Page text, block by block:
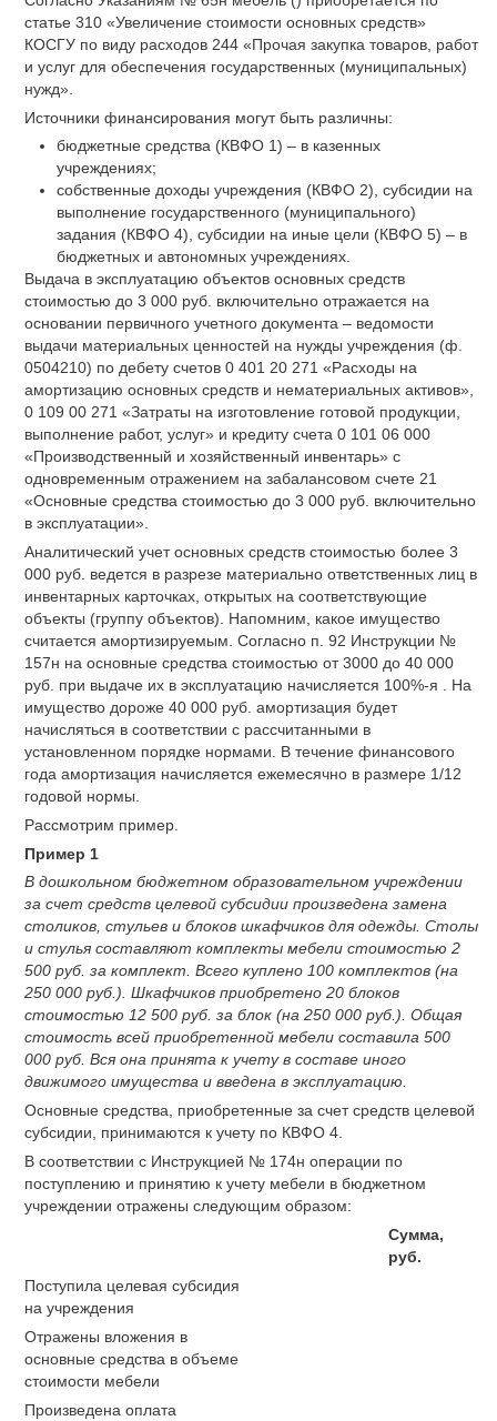
статье 310 «Увеличение стоимости основных средств»
КОСГУ по виду расходов 244 «Прочая закупка товаров, работ
и услуг для обеспечения государственных (муниципальных)
нужд».
Источники финансирования могут быть различны:
бюджетные средства (КВФО 1) – в казенных
учреждениях;
собственные доходы учреждения (КВФО 2), субсидии на
выполнение государственного (муниципального)
задания (КВФО 4), субсидии на иные цели (КВФО 5) – в
бюджетных и автономных учреждениях.
Выдача в эксплуатацию объектов основных средств
стоимостью до 3 000 руб. включительно отражается на
основании первичного учетного документа – ведомости
выдачи материальных ценностей на нужды учреждения (ф.
0504210) по дебету счетов 0 401 20 271 «Расходы на
амортизацию основных средств и нематериальных активов»,
0 109 00 271 «Затраты на изготовление готовой продукции,
выполнение работ, услуг» и кредиту счета 0 101 06 000
«Производственный и хозяйственный инвентарь» с
одновременным отражением на забалансовом счете 21
«Основные средства стоимостью до 3 000 руб. включительно
в эксплуатации».
Аналитический учет основных средств стоимостью более 3
000 руб. ведется в разрезе материально ответственных лиц в
инвентарных карточках, открытых на соответствующие
объекты (группу объектов). Напомним, какое имущество
считается амортизируемым. Согласно п. 92 Инструкции №
157н на основные средства стоимостью от 3000 до 40 000
руб. при выдаче их в эксплуатацию начисляется 100%-я . На
имущество дороже 40 000 руб. амортизация будет
начисляться в соответствии с рассчитанными в
установленном порядке нормами. В течение финансового
года амортизация начисляется ежемесячно в размере 1/12
годовой нормы.
Рассмотрим пример.
Пример 1
В дошкольном бюджетном образовательном учреждении
за счет средств целевой субсидии произведена замена
столиков, стульев и блоков шкафчиков для одежды. Столы
и стулья составляют комплекты мебели стоимостью 2
500 руб. за комплект. Всего куплено 100 комплектов (на
250 000 руб.). Шкафчиков приобретено 20 блоков
стоимостью 12 500 руб. за блок (на 250 000 руб.). Общая
стоимость всей приобретенной мебели составила 500
000 руб. Вся она принята к учету в составе иного
движимого имущества и введена в эксплуатацию.
Основные средства, приобретенные за счет средств целевой
субсидии, принимаются к учету по КВФО 4.
В соответствии с Инструкцией № 174н операции по
поступлению и принятию к учету мебели в бюджетном
учреждении отражены следующим образом:
Сумма,
руб.
Поступила целевая субсидия
на учреждения
Отражены вложения в
основные средства в объеме
стоимости мебели
Произведена оплата